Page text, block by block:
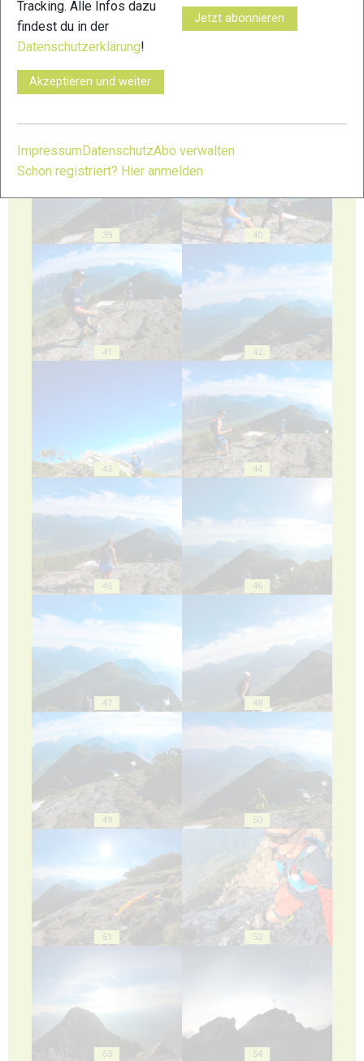
39 40
41 42
43 44
45 46
47 48
49 50
51 52
53 54
Tracking. Alle Infos dazu
findest du in der
Datenschutzerklärung!
Akzeptieren und weiter
Jetzt abonnieren
Impressum DatenschutzAbo verwalten
Schon registriert? Hier anmelden